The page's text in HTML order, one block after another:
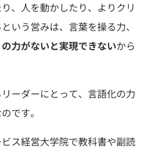
、人を動かしたり、よりクリ
いう営みは、言葉を操る力、
の力がないと実現できないから
ーダーにとって、言語化の力
です。
ビス経営大学院で教科書や副読